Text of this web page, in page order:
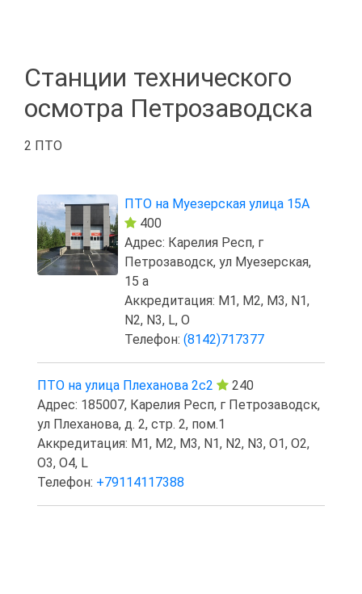
Станции технического
осмотра Петрозаводска
2 ПТО
ПТО на Муезерская улица 15А
400
Адрес: Карелия Респ, г
Петрозаводск, ул Муезерская,
15 а
Аккредитация: M1, M2, M3, N1,
N2, N3, L, O
Телефон: (8142)717377
ПТО на улица Плеханова 2с2
240
Адрес: 185007, Карелия Респ, г Петрозаводск,
ул Плеханова, д. 2, стр. 2, пом.1
Аккредитация: M1, M2, M3, N1, N2, N3, O1, O2,
O3, O4, L
Телефон: +79114117388